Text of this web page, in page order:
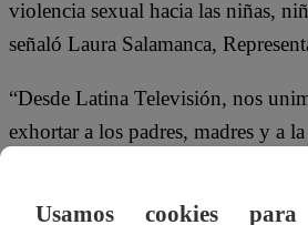
violencia sexual hacia las niñas,
señaló Laura Salamanca,
“Desde Latina Televisión, nos
exhortar a los padres, madres y a
Usamos cookies